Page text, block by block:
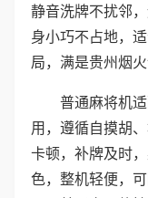
静音洗牌不扰邻
身小巧不占地，
局，满是贵州烟
普通麻将机
用，遵循自摸胡
卡顿，补牌及时
色，整机轻便，